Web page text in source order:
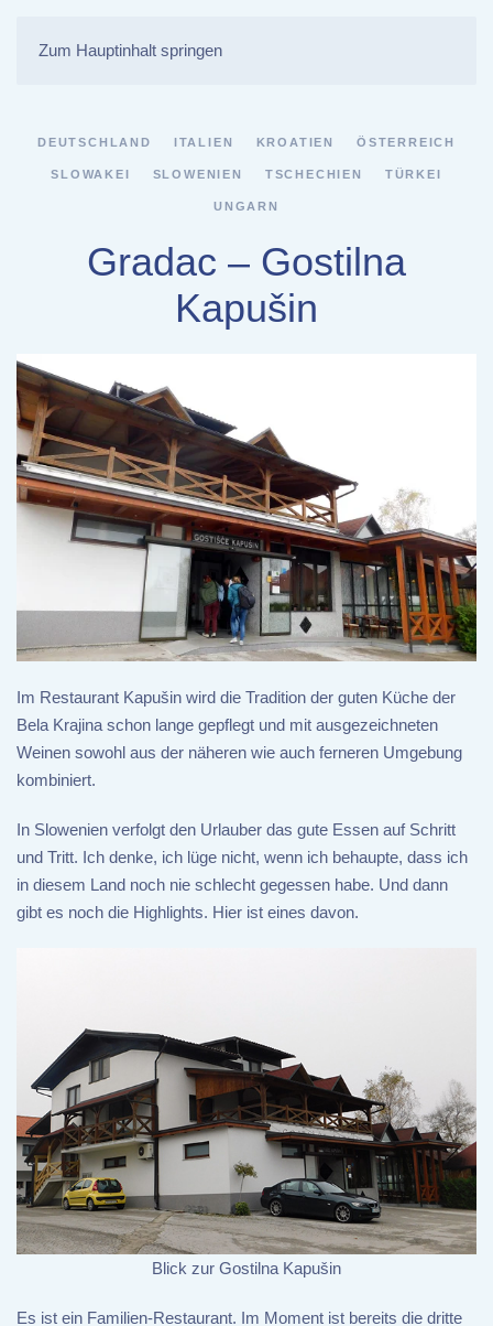
Zum Hauptinhalt springen
DEUTSCHLAND ITALIEN KROATIEN ÖSTERREICH
SLOWAKEI SLOWENIEN TSCHECHIEN TÜRKEI
UNGARN
Gradac – Gostilna
Kapušin
Im Restaurant Kapušin wird die Tradition der guten Küche der
Bela Krajina schon lange gepflegt und mit ausgezeichneten
Weinen sowohl aus der näheren wie auch ferneren Umgebung
kombiniert.
In Slowenien verfolgt den Urlauber das gute Essen auf Schritt
und Tritt. Ich denke, ich lüge nicht, wenn ich behaupte, dass ich
in diesem Land noch nie schlecht gegessen habe. Und dann
gibt es noch die Highlights. Hier ist eines davon.
Blick zur Gostilna Kapušin
Es ist ein Familien-Restaurant. Im Moment ist bereits die dritte